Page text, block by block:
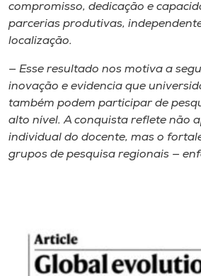
compromisso, dedicação e
parcerias produtivas,
localização.
— Esse resultado nos motiva a
inovação e evidencia que
também podem participar de
alto nível. A conquista reflete não
individual do docente, mas o
grupos de pesquisa regionais —